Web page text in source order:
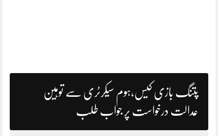
پتنگ بازی کیس،ہوم سیکرٹری سے توہین
عدالت درخواست پر جواب طلب